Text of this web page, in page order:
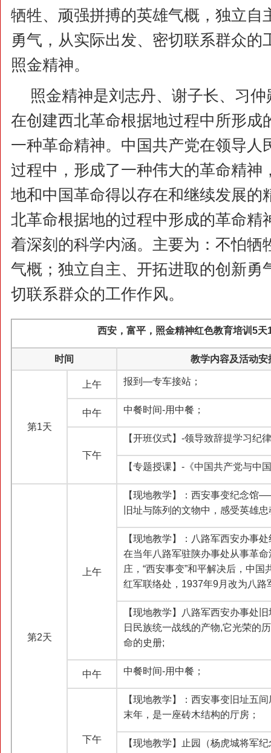
牺牲、顽强拼搏的英雄气概，独立自
勇气，从实际出发、密切联系群众的
照金精神。
照金精神是刘志丹、谢子长、习
在创建西北革命根据地过程中所形成
一种革命精神。中国共产党在领导人
过程中，形成了一种伟大的革命精神
地和中国革命得以存在和继续发展的
北革命根据地的过程中形成的革命
着深刻的科学内涵。主要为：不怕牺
气概；独立自主、开拓进取的创新勇
切联系群众的工作作风。
西安，富平，照金精神红色教育培训 5天
时间 教学内容及活动安
第1天
上午 报到—专车接站；
中午 中餐时间-用中餐；
下午
【开班仪式】-领导致辞提学习纪
【专题授课】-《中国共产党与中
第2天
上午
【现地教学】：西安事变纪念馆
旧址与陈列的文物中，感受英雄
【现地教学】：八路军西安办事
在当年八路军驻陕办事处从事革
庄，“西安事变”和平解决后，中国
红军联络处，1937年9月改为八路
【现地教学】八路军西安办事处
日民族统一战线的产物,它光荣的
命的史册;
中午 中餐时间-用中餐；
下午
【现地教学】：西安事变旧址五
末年，是一座砖木结构的厅房；
【现地教学】止园（杨虎城将军